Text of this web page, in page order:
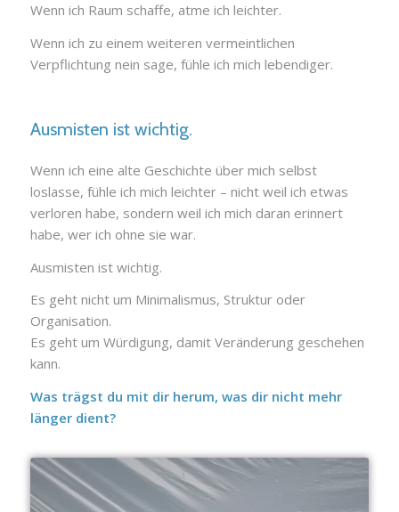
Wenn ich Raum schaffe, atme ich leichter.
Wenn ich zu einem weiteren vermeintlichen
Verpflichtung nein sage, fühle ich mich lebendiger.
Ausmisten ist wichtig.
Wenn ich eine alte Geschichte über mich selbst
loslasse, fühle ich mich leichter – nicht weil ich etwas
verloren habe, sondern weil ich mich daran erinnert
habe, wer ich ohne sie war.
Ausmisten ist wichtig.
Es geht nicht um Minimalismus, Struktur oder
Organisation.
Es geht um Würdigung, damit Veränderung geschehen
kann.
Was trägst du mit dir herum, was dir nicht mehr
länger dient?